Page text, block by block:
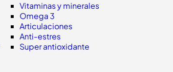
Vitaminas y minerales
Omega 3
Articulaciones
Anti-estres
Super antioxidante